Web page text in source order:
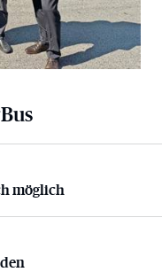
möglich